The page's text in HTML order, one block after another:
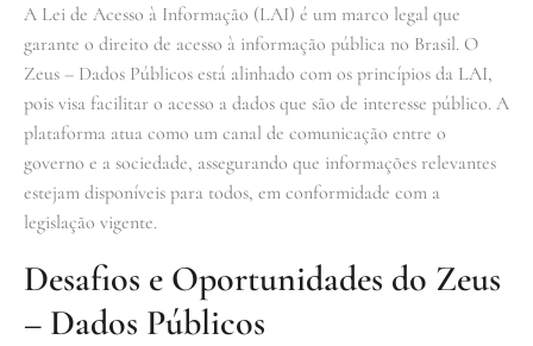
A Lei de Acesso à Informação (LAI) é um marco legal que
garante o direito de acesso à informação pública no Brasil. O
Zeus – Dados Públicos está alinhado com os princípios da LAI,
pois visa facilitar o acesso a dados que são de interesse público. A
plataforma atua como um canal de comunicação entre o
governo e a sociedade, assegurando que informações relevantes
estejam disponíveis para todos, em conformidade com a
legislação vigente.
Desafios e Oportunidades do Zeus
– Dados Públicos